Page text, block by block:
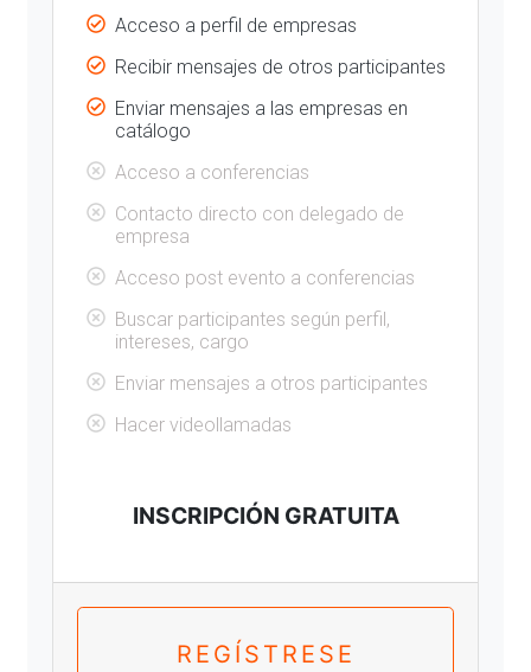
Acceso a perfil de empresas
Recibir mensajes de otros participantes
Enviar mensajes a las empresas en
catálogo
Acceso a conferencias
Contacto directo con delegado de
empresa
Acceso post evento a conferencias
Buscar participantes según perfil,
intereses, cargo
Enviar mensajes a otros participantes
Hacer videollamadas
INSCRIPCIÓN GRATUITA
REGÍSTRESE